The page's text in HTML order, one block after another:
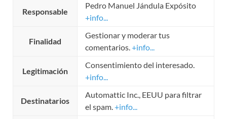
Responsable
Pedro Manuel Jándula Expósito
+info...
Finalidad
Gestionar y moderar tus
comentarios.+info...
Legitimación
Consentimiento del interesado.
+info...
Destinatarios
Automattic Inc., EEUU para filtrar
el spam.+info...